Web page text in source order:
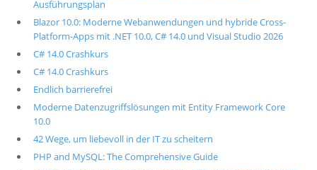
Ausführungsplan
Blazor 10.0: Moderne Webanwendungen und hybride Cross-
Platform-Apps mit .NET 10.0, C# 14.0 und Visual Studio 2026
C# 14.0 Crashkurs
C# 14.0 Crashkurs
Endlich barrierefrei
Moderne Datenzugriffslösungen mit Entity Framework Core
10.0
42 Wege, um liebevoll in der IT zu scheitern
PHP and MySQL: The Comprehensive Guide